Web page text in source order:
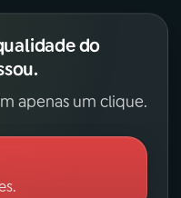
do
apenas um clique.